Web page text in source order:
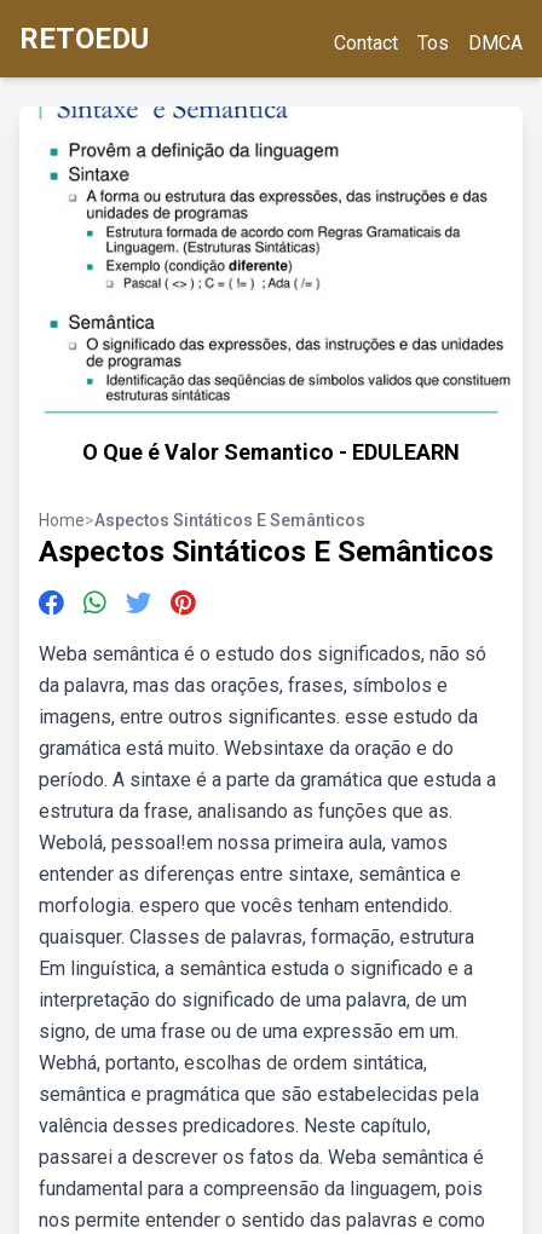
RETOEDU Contact Tos DMCA
O Que é Valor Semantico - EDULEARN
Home>Aspectos Sintáticos E Semânticos
Aspectos Sintáticos E Semânticos
Weba semântica é o estudo dos significados, não só
da palavra, mas das orações, frases, símbolos e
imagens, entre outros significantes. esse estudo da
gramática está muito. Websintaxe da oração e do
período. A sintaxe é a parte da gramática que estuda a
estrutura da frase, analisando as funções que as.
Webolá, pessoal!em nossa primeira aula, vamos
entender as diferenças entre sintaxe, semântica e
morfologia. espero que vocês tenham entendido.
quaisquer. Classes de palavras, formação, estrutura
Em linguística, a semântica estuda o significado e a
interpretação do significado de uma palavra, de um
signo, de uma frase ou de uma expressão em um.
Webhá, portanto, escolhas de ordem sintática,
semântica e pragmática que são estabelecidas pela
valência desses predicadores. Neste capítulo,
passarei a descrever os fatos da. Weba semântica é
fundamental para a compreensão da linguagem, pois
nos permite entender o sentido das palavras e como